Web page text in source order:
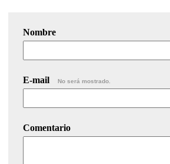
Nombre
E-mail No será mostrado.
Comentario